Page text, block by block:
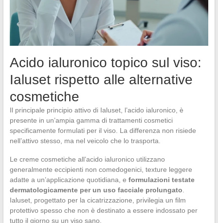
Acido ialuronico topico sul viso:
Ialuset rispetto alle alternative
cosmetiche
Il principale principio attivo di Ialuset, l’acido ialuronico, è
presente in un’ampia gamma di trattamenti cosmetici
specificamente formulati per il viso. La differenza non risiede
nell’attivo stesso, ma nel veicolo che lo trasporta.
Le creme cosmetiche all’acido ialuronico utilizzano
generalmente eccipienti non comedogenici, texture leggere
adatte a un’applicazione quotidiana, e formulazioni testate
dermatologicamente per un uso facciale prolungato
Ialuset, progettato per la cicatrizzazione, privilegia un film
protettivo spesso che non è destinato a essere indossato per
tutto il giorno su un viso sano.